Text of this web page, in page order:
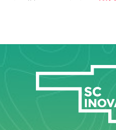
pública no
LEIA